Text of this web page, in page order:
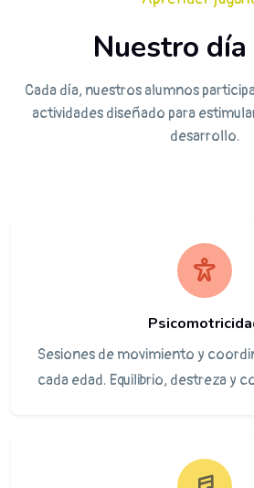
Nuestro día
Cada día, nuestros alumnos
actividades diseñado para
desarrollo.
Sesiones de movimiento y
cada edad. Equilibrio, destreza y